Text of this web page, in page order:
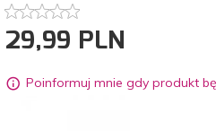
29,99 PLN
Poinformuj mnie gdy produkt